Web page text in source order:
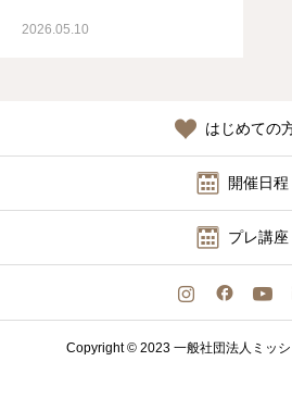
2026.05.10
はじめての
開催日程
プレ講座
Copyright © 2023 一般社団法人ミッ